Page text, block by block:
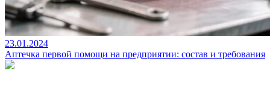
23.01.2024
Аптечка первой помощи на предприятии: состав и требования